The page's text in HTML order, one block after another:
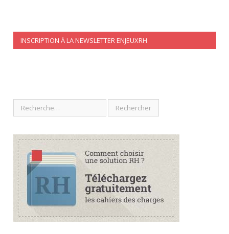
INSCRIPTION À LA NEWSLETTER ENJEUXRH